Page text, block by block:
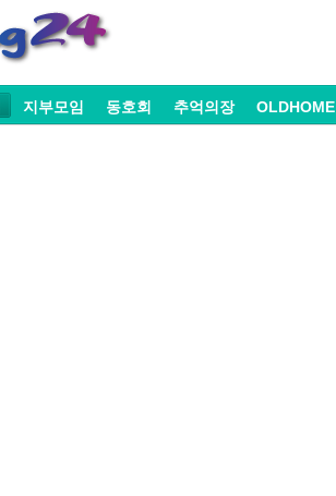
지부모임 동호회 추억의장 OLDHOME